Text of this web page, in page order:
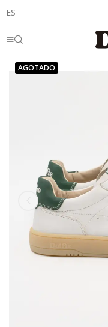
ES
AGOTADO